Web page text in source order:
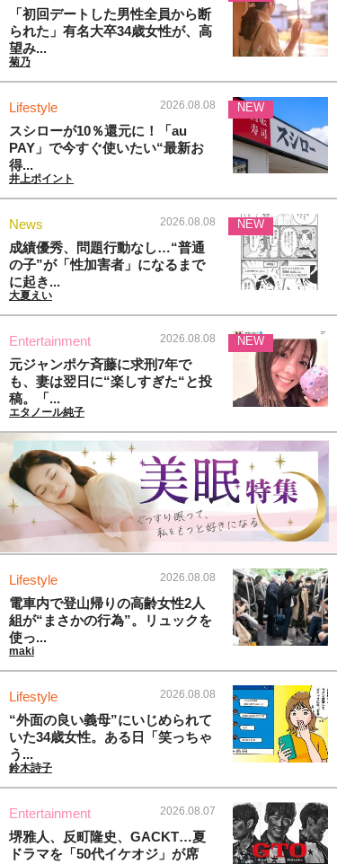
「初回デートした男性全員から断
られた」有名大卒34歳女性が、高
望み...
菊乃
Lifestyle 2026.08.08
スシローが10％還元に！「au
PAY」で今すぐ使いたい“最新お
得...
井上ポイント
NEW
News 2026.08.08
成績優秀、問題行動なし…“普通
の子”が「性加害者」になるまで
に起き...
大夏えい
NEW
Entertainment 2026.08.08
元ジャンポケ斉藤に求刑7年で
も、妻は翌日に“楽しすぎた“と投
稿。「...
エタノール純子
NEW
Lifestyle 2026.08.08
電車内で登山帰りの高齢女性2人
組が“まさかの行為”。リュックを
使っ...
maki
Lifestyle 2026.08.08
“外面の良い義母”にいじめられて
いた34歳女性。ある日「笑っちゃ
う...
鈴木詩子
Entertainment 2026.08.07
堺雅人、反町隆史、GACKT…夏
ドラマを「50代イケオジ」が席